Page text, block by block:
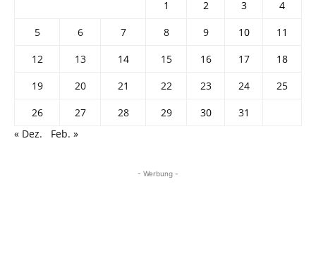
1 2 3
4
5
6 7 8 9 10
11
12
13 14 15 16 17
18
19
20 21 22 23 24
25
26
27 28 29 30
31
« Dez.
Feb. »
- Werbung -